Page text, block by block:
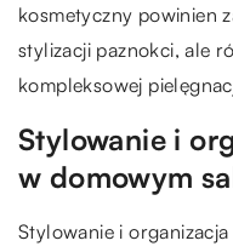
kosmetyczny powinien
stylizacji paznokci, ale
kompleksowej
Stylowanie i
w domowym
Stylowanie i